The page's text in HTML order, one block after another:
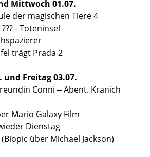
Mittwoch 01.07.
der magischen Tiere 4
- Toteninsel
trägt Prada 2
und Freitag 03.07.
Conni – Abent. Kranich
Mario Galaxy Film
Dienstag
über Michael Jackson)